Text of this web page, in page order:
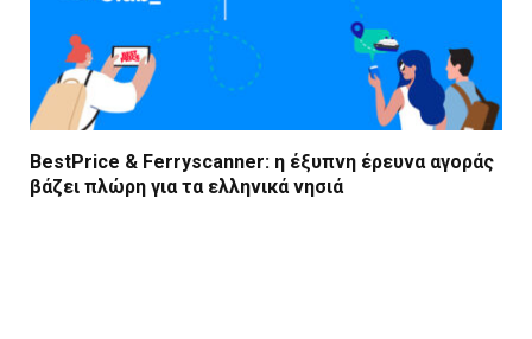
BestPrice & Ferryscanner: η έξυπνη έρευνα αγοράς
βάζει πλώρη για τα ελληνικά νησιά